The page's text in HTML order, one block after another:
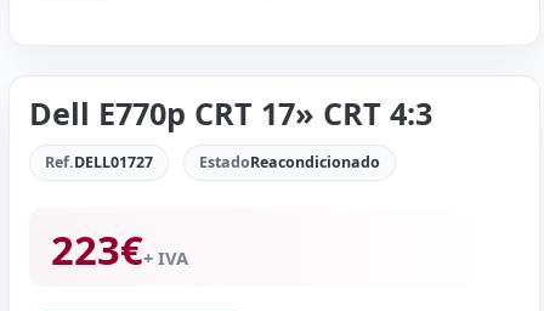
Dell E770p CRT 17» CRT 4:3
Ref.DELL01727 EstadoReacondicionado
223€+ IVA